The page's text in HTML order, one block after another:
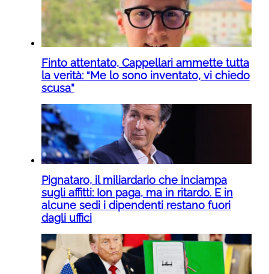
Finto attentato, Cappellari ammette tutta
la verità: “Me lo sono inventato, vi chiedo
scusa”
Pignataro, il miliardario che inciampa
sugli affitti: Ion paga, ma in ritardo. E in
alcune sedi i dipendenti restano fuori
dagli uffici